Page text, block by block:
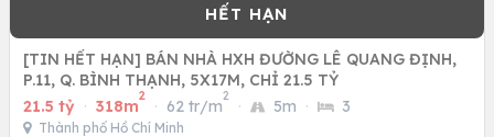
[TIN HẾT HẠN] BÁN NHÀ HXH ĐƯỜNG LÊ QUANG ĐỊNH,
P.11, Q. BÌNH THẠNH, 5X17M, CHỈ 21.5 TỶ
21.5 tỷ · 318m
2
· 62 tr/m
2
· 5m · 3
Thành phố Hồ Chí Minh